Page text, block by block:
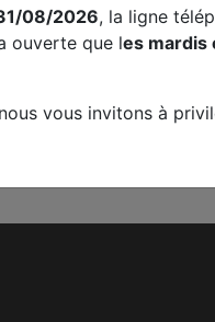
/
de
Prise de rendez-
08/2026, la ligne
ouverte que les mardis
vous invitons à